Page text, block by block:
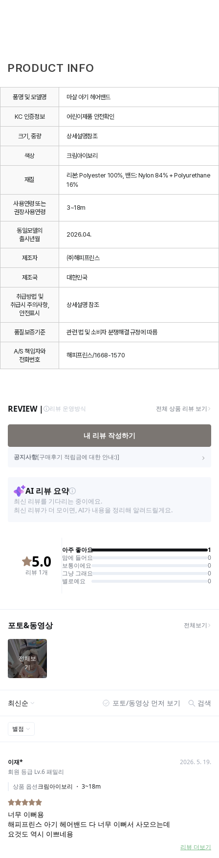
PRODUCT INFO
품명 및 모델명 마샬 아기 헤어밴드
KC 인증정보 어린이제품 안전확인
크기, 중량 상세설명참조
색상 크림아이보리
재질
리본: Polyester 100%, 밴드: Nylon 84% + Polyurethane
16%
사용연령 또는
권장사용연령
3~18m
동일모델의
출시년월
2026.04.
제조자 ㈜해피프린스
제조국 대한민국
취급방법 및
취급시 주의사항,
안전표시
상세설명 참조
품질보증기준 관련 법 및 소비자 분쟁해결 규정에 따름
A/S 책임자와
전화번호
해피프린스/1668-1570